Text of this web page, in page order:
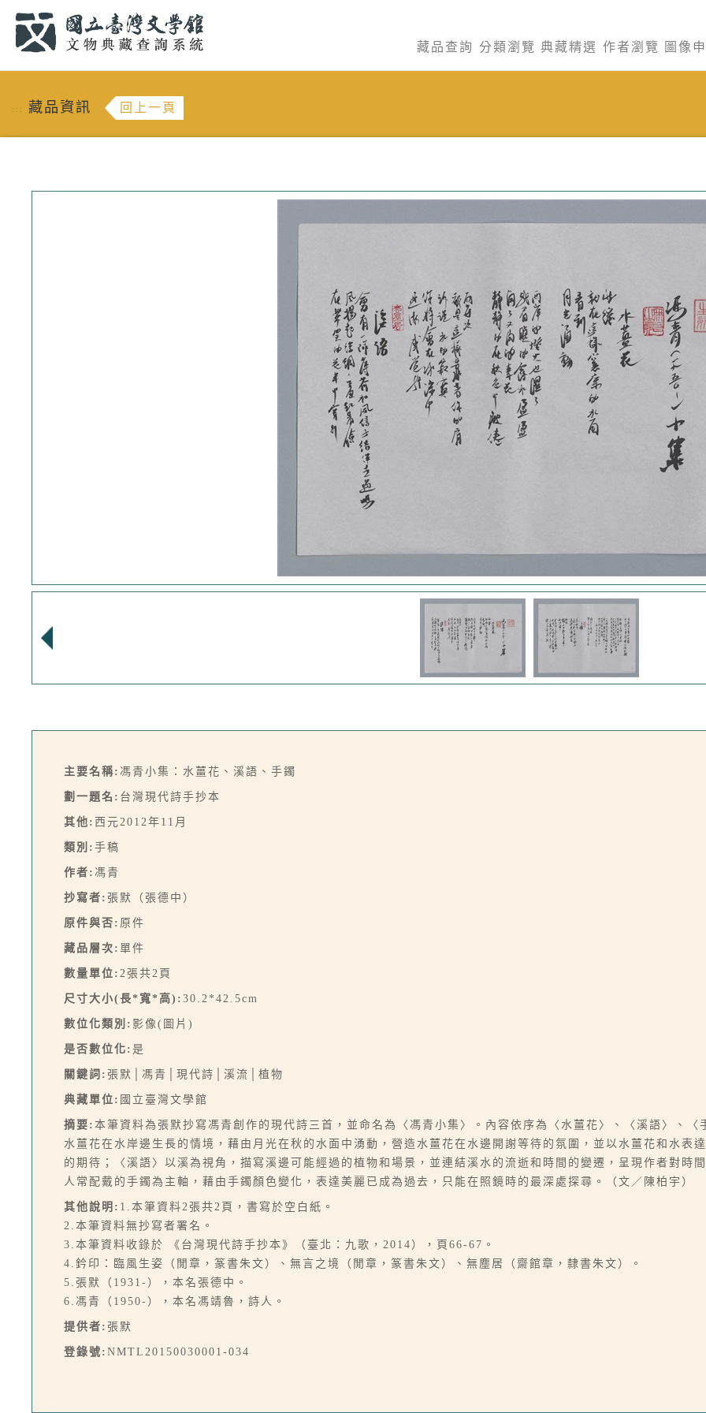
藏品查詢 分類瀏覽 典藏精選 作者瀏覽 圖像
::: 藏品資訊 回上一頁
主要名稱: 馮青小集：水薑花、溪語、手鐲
劃一題名: 台灣現代詩手抄本
其他: 西元2012年11月
類別: 手稿
作者: 馮青
抄寫者: 張默（張德中）
原件與否: 原件
藏品層次: 單件
數量單位: 2張共2頁
尺寸大小(長*寬*高): 30.2*42.5cm
數位化類別: 影像(圖片)
是否數位化: 是
關鍵詞: 張默│馮青│現代詩│溪流│植物
典藏單位: 國立臺灣文學館
摘要: 本筆資料為張默抄寫馮青創作的現代詩三首，並命名為〈馮青小集〉。內容依序為〈水薑花〉、〈溪語〉、
水薑花在水岸邊生長的情境，藉由月光在秋的水面中湧動，營造水薑花在水邊開謝等待的氛圍，並以水薑花和水表
的期待；〈溪語〉以溪為視角，描寫溪邊可能經過的植物和場景，並連結溪水的流逝和時間的變遷，呈現作者對時
人常配戴的手鐲為主軸，藉由手鐲顏色變化，表達美麗已成為過去，只能在照鏡時的最深處探尋。（文／陳柏宇）
其他說明: 1.本筆資料2張共2頁，書寫於空白紙。
2.本筆資料無抄寫者署名。
3.本筆資料收錄於 《台灣現代詩手抄本》（臺北：九歌，2014），頁66-67。
4.鈐印：臨風生姿（閒章，篆書朱文）、無言之境（閒章，篆書朱文）、無塵居（齋館章，隸書朱文）。
5.張默（1931-），本名張德中。
6.馮青（1950-），本名馮靖魯，詩人。
提供者: 張默
登錄號: NMTL20150030001-034